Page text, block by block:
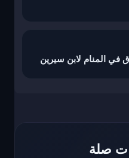
في المنام لابن سيرين
صلة